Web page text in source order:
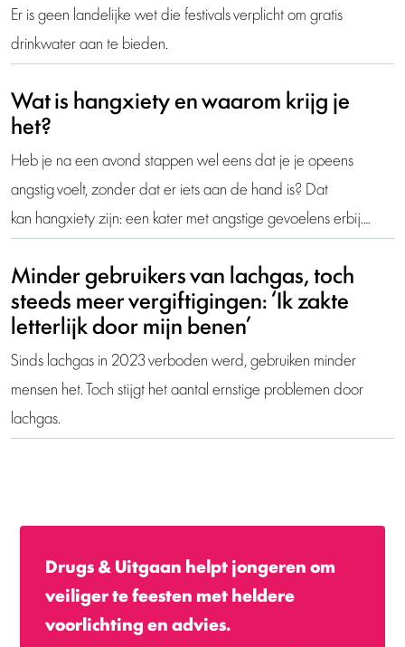
Er is geen landelijke wet die festivals verplicht om gratis
drinkwater aan te bieden.
Wat is hangxiety en waarom krijg je
het?
Heb je na een avond stappen wel eens dat je je opeens
angstig voelt, zonder dat er iets aan de hand is? Dat
kan hangxiety zijn: een kater met angstige gevoelens erbij.…
Minder gebruikers van lachgas, toch
steeds meer vergiftigingen: ‘Ik zakte
letterlijk door mijn benen’
Sinds lachgas in 2023 verboden werd, gebruiken minder
mensen het. Toch stijgt het aantal ernstige problemen door
lachgas.
Drugs & Uitgaan helpt jongeren om
veiliger te feesten met heldere
voorlichting en advies.